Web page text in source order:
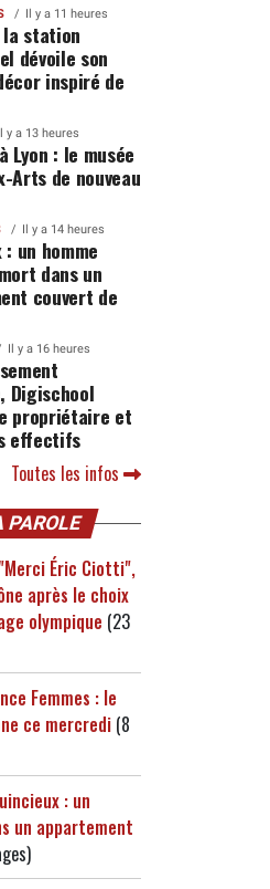
Il y a 11 heures
station
dévoile son
inspiré de
y a 13 heures
Lyon : le musée
Arts de nouveau
Il y a 14 heures
: un homme
dans un
couvert de
Il y a 16 heures
Digischool
propriétaire et
effectifs
Toutes les infos
PAROLE
Éric Ciotti",
après le choix
olympique (23
Femmes : le
ce mercredi (8
: un
un appartement